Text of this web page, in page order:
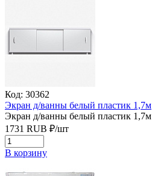
Код: 30362
Экран д/ванны белый пластик 1,7м
Экран д/ванны белый пластик 1,7м
1731 RUB ₽/шт
В корзину